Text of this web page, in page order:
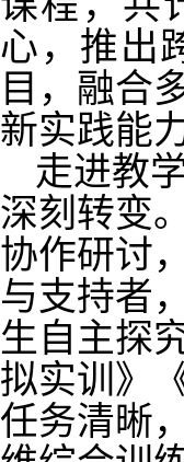
心，推出
目，融合
新实践能力
走进教
深刻转变
协作研讨
与支持者
生自主探
拟实训》
任务清晰